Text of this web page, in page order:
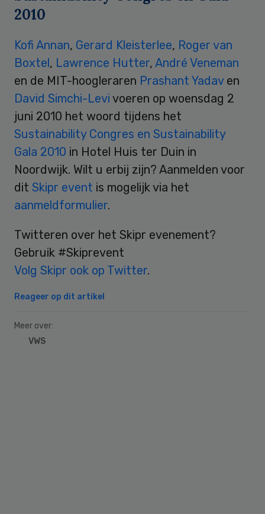
2010
Kofi Annan, Gerard Kleisterlee, Roger van
Boxtel , Lawrence Hutter, André Veneman
en de MIT-hoogleraren Prashant Yadav en
David Simchi-Levi voeren op woensdag 2
juni 2010 het woord tijdens het
Sustainability Congres en Sustainability
Gala 2010 in Hotel Huis ter Duin in
Noordwijk. Wilt u erbij zijn? Aanmelden voor
dit Skipr event is mogelijk via het
aanmeldformulier.
Twitteren over het Skipr evenement?
Gebruik #Skiprevent
Volg Skipr ook op Twitter.
Reageer op dit artikel
Meer over:
VWS